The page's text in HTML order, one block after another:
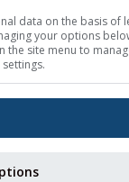
servicii meteoblue.
date meteo
data on the basis of
your options
the site menu to